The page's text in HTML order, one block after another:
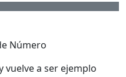
Número
vuelve a ser ejemplo